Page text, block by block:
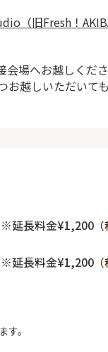
（旧Fresh！
場へお越しくださ
越しいただいて
※延長料金¥1,200
※延長料金¥1,200
。